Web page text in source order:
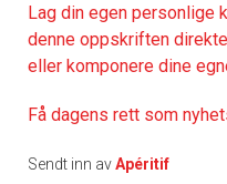
Lag din egen personlige
denne oppskriften
eller komponere dine
Få dagens rett som
Sendt inn avApéritif